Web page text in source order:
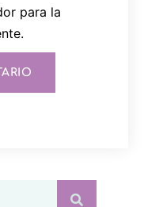
para la